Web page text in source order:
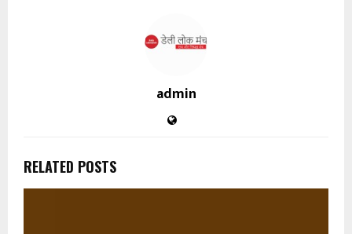
admin
RELATED POSTS